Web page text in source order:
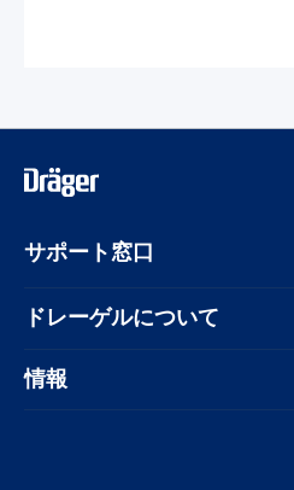
サポート窓口
ドレーゲル​について
情報